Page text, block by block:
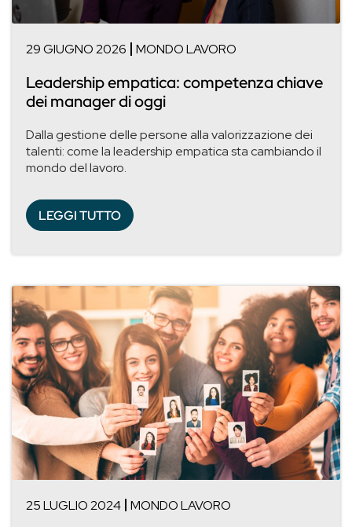
29 GIUGNO 2026 MONDO LAVORO
Leadership empatica: competenza chiave
dei manager di oggi
Dalla gestione delle persone alla valorizzazione dei
talenti: come la leadership empatica sta cambiando il
mondo del lavoro.
LEGGI TUTTO
25 LUGLIO 2024 MONDO LAVORO